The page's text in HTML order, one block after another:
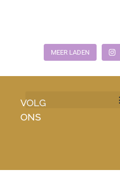
MEER LADEN
VOLG
ONS